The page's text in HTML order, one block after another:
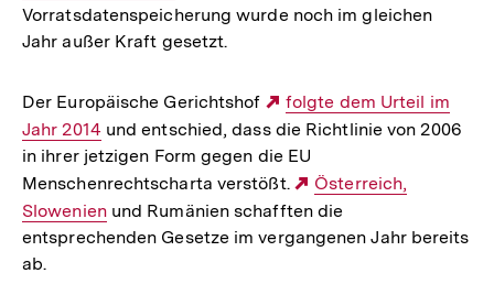
Vorratsdatenspeicherung wurde noch im gleichen
Jahr außer Kraft gesetzt.
Der Europäische Gerichtshof
Externer
Link:
folgte dem Urteil im
Jahr 2014 und entschied, dass die Richtlinie von 2006
in ihrer jetzigen Form gegen die EU
Menschenrechtscharta verstößt.
Externer
Link:
Österreich,
Slowenienund Rumänien schafften die
entsprechenden Gesetze im vergangenen Jahr bereits
ab.